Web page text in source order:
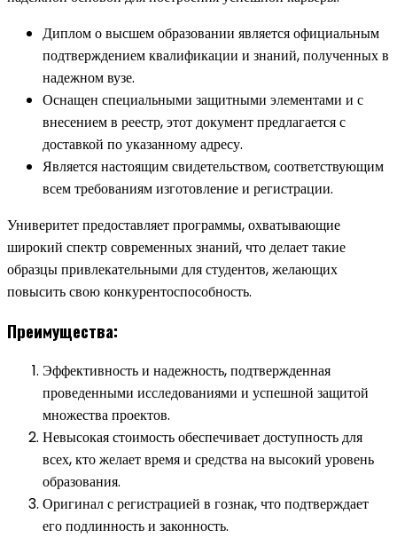
Диплом о высшем образовании является официальным
подтверждением квалификации и знаний, полученных в
надежном вузе.
Оснащен специальными защитными элементами и с
внесением в реестр, этот документ предлагается с
доставкой по указанному адресу.
Является настоящим свидетельством, соответствующим
всем требованиям изготовление и регистрации.
Универитет предоставляет программы, охватывающие
широкий спектр современных знаний, что делает такие
образцы привлекательными для студентов, желающих
повысить свою конкурентоспособность.
Преимущества:
Эффективность и надежность, подтвержденная
проведенными исследованиями и успешной защитой
множества проектов.
Невысокая стоимость обеспечивает доступность для
всех, кто желает время и средства на высокий уровень
образования.
Оригинал с регистрацией в гознак, что подтверждает
его подлинность и законность.